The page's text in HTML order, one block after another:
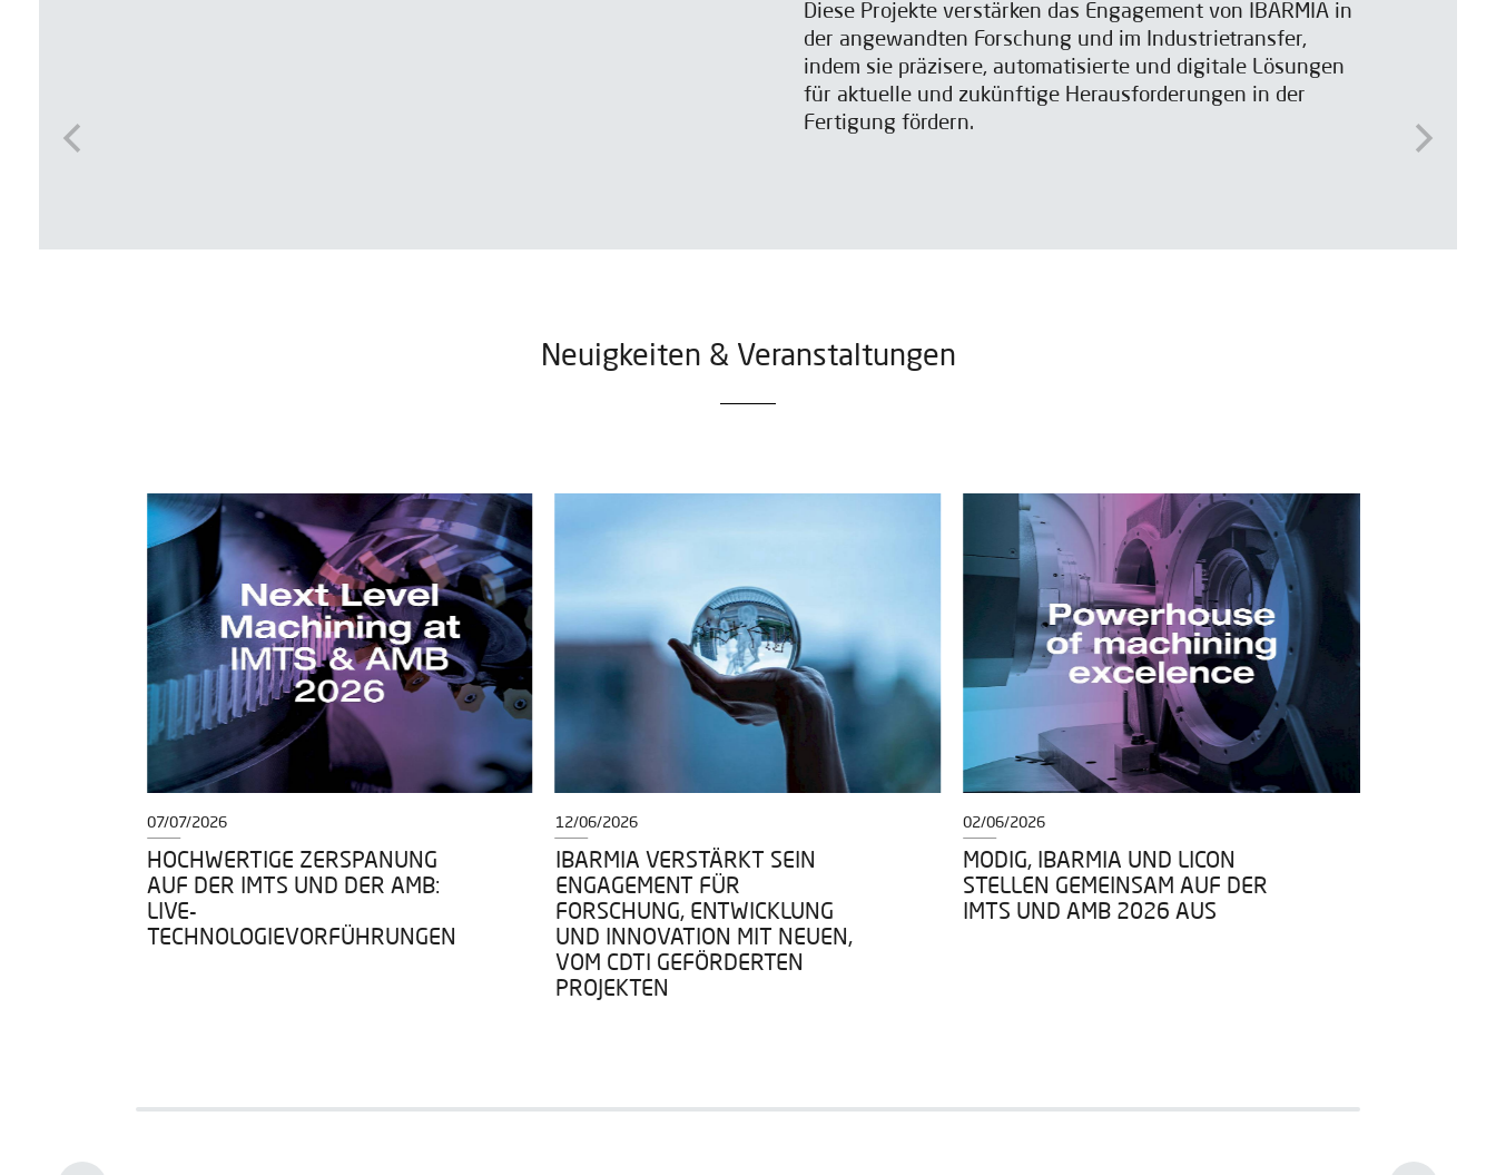
Diese Projekte verstärken das Engagement von IBARMIA in
der angewandten Forschung und im Industrietransfer,
indem sie präzisere, automatisierte und digitale Lösungen
für aktuelle und zukünftige Herausforderungen in der
Fertigung fördern.
Neuigkeiten & Veranstaltungen
07/07/2026
HOCHWERTIGE ZERSPANUNG
AUF DER IMTS UND DER AMB:
LIVE-
TECHNOLOGIEVORFÜHRUNGEN
12/06/2026
IBARMIA VERSTÄRKT SEIN
ENGAGEMENT FÜR
FORSCHUNG, ENTWICKLUNG
UND INNOVATION MIT NEUEN,
VOM CDTI GEFÖRDERTEN
PROJEKTEN
02/06/2026
MODIG, IBARMIA UND LICON
STELLEN GEMEINSAM AUF DER
IMTS UND AMB 2026 AUS